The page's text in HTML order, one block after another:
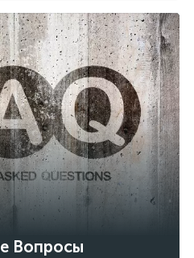
Вопросы